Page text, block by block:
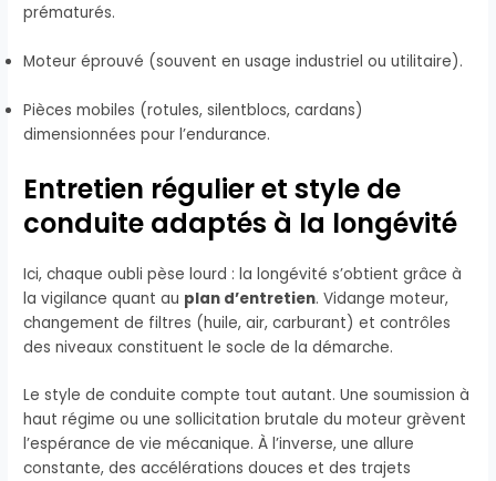
prématurés.
Moteur éprouvé (souvent en usage industriel ou utilitaire).
Pièces mobiles (rotules, silentblocs, cardans)
dimensionnées pour l’endurance.
Entretien régulier et style de
conduite adaptés à la longévité
Ici, chaque oubli pèse lourd : la longévité s’obtient grâce à
la vigilance quant au plan d’entretien. Vidange moteur,
changement de filtres (huile, air, carburant) et contrôles
des niveaux constituent le socle de la démarche.
Le style de conduite compte tout autant. Une soumission à
haut régime ou une sollicitation brutale du moteur grèvent
l’espérance de vie mécanique. À l’inverse, une allure
constante, des accélérations douces et des trajets